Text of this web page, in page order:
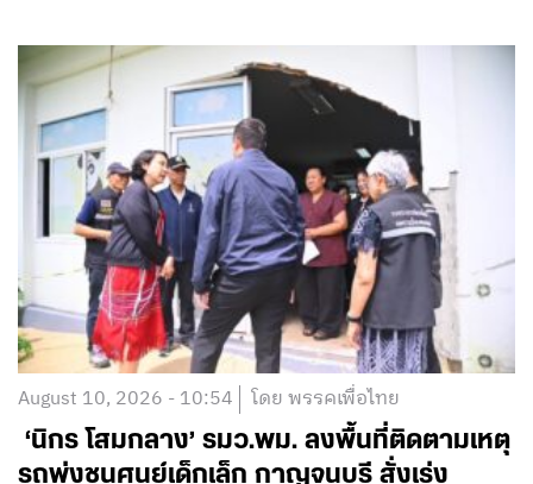
August 10, 2026 - 10:54 โดย พรรคเพื่อไทย
‘นิกร โสมกลาง’ รมว.พม. ลงพื้นที่ติดตามเหตุ
รถพุ่งชนศูนย์เด็กเล็ก กาญจนบุรี สั่งเร่ง